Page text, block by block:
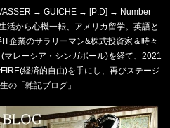
→ GUICHE → [P:D] → Number
活から心機一転、アメリカ留学。英語と
企業のサラリーマン&株式投資家＆時々
マレーシア・シンガポール)を経て、2021
経済的自由)を手にし、再びステージ
の「雑記ブログ」